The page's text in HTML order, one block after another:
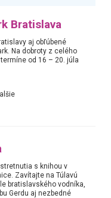
Bratislava
aj obľúbené
Na dobroty z celého
od 16 – 20. júla
s knihou v
Zavítajte na Túlavú
bratislavského vodníka,
Gerdu aj nezbedné